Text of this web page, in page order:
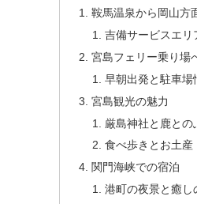
鞍馬温泉から岡山方
吉備サービスエリ
宮島フェリー乗り場
早朝出発と駐車場
宮島観光の魅力
厳島神社と鹿との
食べ歩きとお土産
関門海峡での宿泊
港町の夜景と癒し